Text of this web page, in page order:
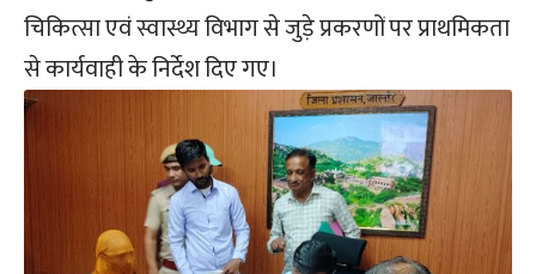
चिकित्सा एवं स्वास्थ्य विभाग से जुड़े प्रकरणों पर प्राथमिकता
से कार्यवाही के निर्देश दिए गए।